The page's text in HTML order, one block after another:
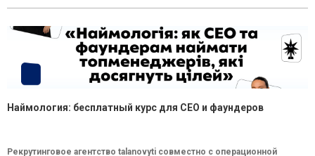
Наймология: бесплатный курс для CEO и фаундеров
Рекрутинговое агентство talanovyti совместно с операционной